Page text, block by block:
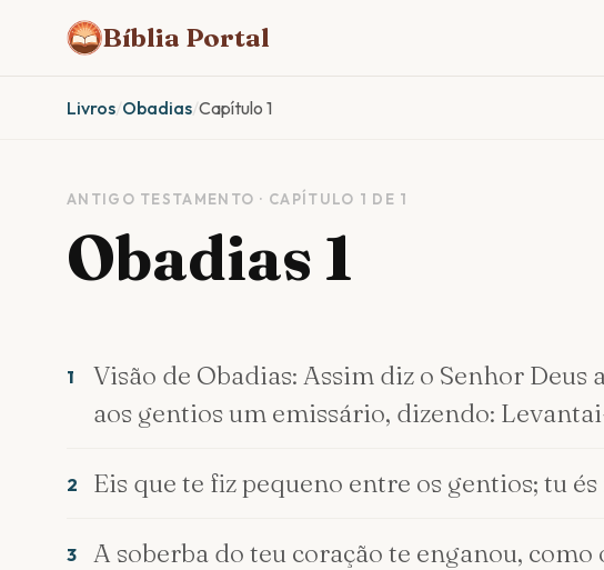
Bíblia Portal
Livros/Obadias/Capítulo 1
ANTIGO TESTAMENTO · CAPÍTULO 1 DE 1
Obadias 1
1
Visão de Obadias: Assim diz o Senhor
aos gentios um emissário, dizendo:
2 Eis que te fiz pequeno entre os gentios; tu
3
A soberba do teu coração te enganou,